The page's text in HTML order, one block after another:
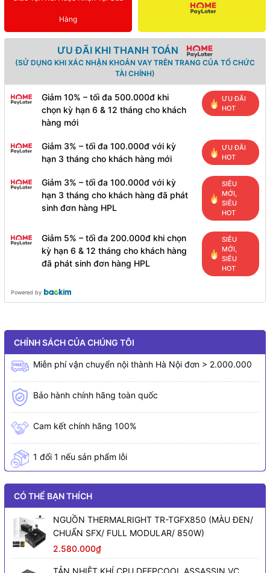
Hàng
ƯU ĐÃI KHI THANH TOÁN
(SỬ DỤNG KHI XÁC NHẬN KHOẢN VAY TRÊN TRANG CỦA TỔ CHỨC
TÀI CHÍNH)
Giảm 10% – tối đa 500.000đ khi
chọn kỳ hạn 6 & 12 tháng cho khách
hàng mới
ƯU ĐÃI
HOT
Giảm 3% – tối đa 100.000đ với kỳ
hạn 3 tháng cho khách hàng mới
ƯU ĐÃI
HOT
Giảm 3% – tối đa 100.000đ với kỳ
hạn 3 tháng cho khách hàng đã phát
sinh đơn hàng HPL
SIÊU
MỚI,
SIÊU
HOT
Giảm 5% – tối đa 200.000đ khi chọn
kỳ hạn 6 & 12 tháng cho khách hàng
đã phát sinh đơn hàng HPL
SIÊU
MỚI,
SIÊU
HOT
Powered by
CHÍNH SÁCH CỦA CHÚNG TÔI
Miễn phí vận chuyển nội thành Hà Nội đơn > 2.000.000
Bảo hành chính hãng toàn quốc
Cam kết chính hãng 100%
1 đổi 1 nếu sản phẩm lỗi
CÓ THỂ BẠN THÍCH
NGUỒN THERMALRIGHT TR-TGFX850 (MÀU ĐEN/
CHUẨN SFX/ FULL MODULAR/ 850W)
2.580.000₫
TẢN NHIỆT KHÍ CPU DEEPCOOL ASSASSIN VC